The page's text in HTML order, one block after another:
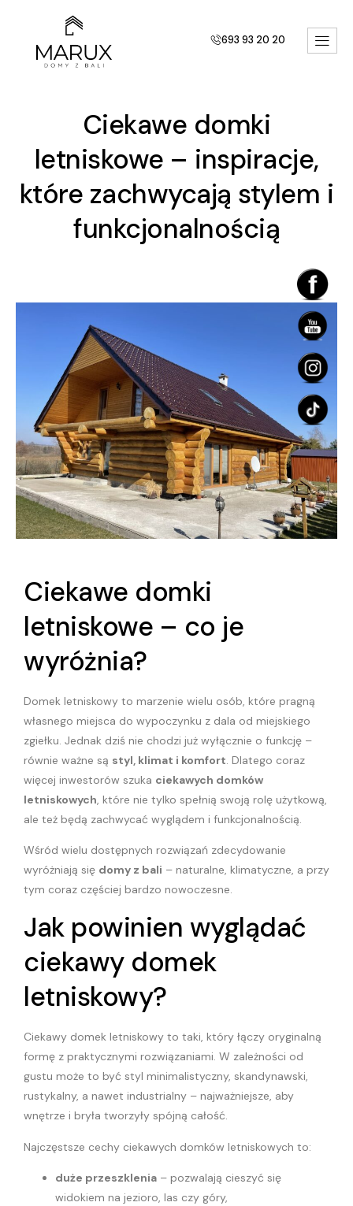
693 93 20 20
Ciekawe domki
letniskowe – inspiracje,
które zachwycają stylem i
funkcjonalnością
Ciekawe domki
letniskowe – co je
wyróżnia?
Domek letniskowy to marzenie wielu osób, które pragną
własnego miejsca do wypoczynku z dala od miejskiego
zgiełku. Jednak dziś nie chodzi już wyłącznie o funkcję –
równie ważne są styl, klimat i komfort. Dlatego coraz
więcej inwestorów szuka ciekawych domków
letniskowych, które nie tylko spełnią swoją rolę użytkową,
ale też będą zachwycać wyglądem i funkcjonalnością.
Wśród wielu dostępnych rozwiązań zdecydowanie
wyróżniają się domy z bali – naturalne, klimatyczne, a przy
tym coraz częściej bardzo nowoczesne.
Jak powinien wyglądać
ciekawy domek
letniskowy?
Ciekawy domek letniskowy to taki, który łączy oryginalną
formę z praktycznymi rozwiązaniami. W zależności od
gustu może to być styl minimalistyczny, skandynawski,
rustykalny, a nawet industrialny – najważniejsze, aby
wnętrze i bryła tworzyły spójną całość.
Najczęstsze cechy ciekawych domków letniskowych to:
duże przeszklenia – pozwalają cieszyć się
widokiem na jezioro, las czy góry,